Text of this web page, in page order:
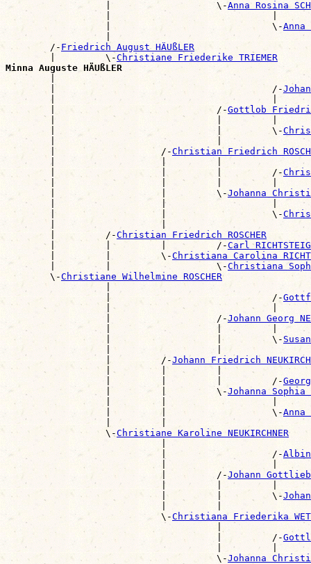
                  |                   \-
Anna Rosina
                  |                             \-
Anna
|
        /-
Friedrich August HÄUßLER
        |         \-
Christiane Friederike TRIEMER
Minna Auguste HÄUßLER
|
        |                                       /-
|                                       |
        |                             /-
Gottlob
|                             |         |
        |                             |         \-
|                             |
        |                   /-
Christian Friedrich
|                   |         |
        |                   |         |         /-
|                   |         |         |
        |                   |         \-
Johanna
|                   |                   |
        |                   |                   \-
|                   |
        |         /-
Christian Friedrich ROSCHER
        |         |         |         /-
Carl RICHTSTEIG
        |         |         \-
Christiana Carolina
        |         |                   \-
Christiana
        \-
Christiane Wilhelmine ROSCHER
|
                  |                             /-
|                             |
                  |                   /-
Johann Georg
|                   |         |
                  |                   |         \-
|                   |
                  |         /-
Johann Friedrich
|         |         |
                  |         |         |         /-
                  |         |         \-
Johanna Sophia
|         |                   |
                  |         |                   \-
Anna
|         |
                  \-
Christiane Karoline NEUKIRCHNER
                            |                   /-
                            |         /-
Johann Gottlieb
|         |         |
                            |         |         \-
                            \-
Christiana Friederika
                                      |         /-
|         |
                                      \-
Johanna